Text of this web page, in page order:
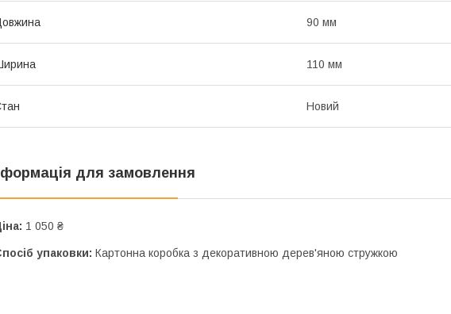
90 мм
110 мм
Новий
для замовлення
1 050 ₴
упаковки: Картонна коробка з декоративною дерев'яною стружкою